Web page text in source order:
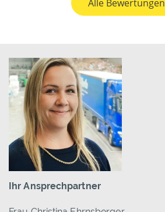
Alle Bewertungen
Ihr Ansprechpartner